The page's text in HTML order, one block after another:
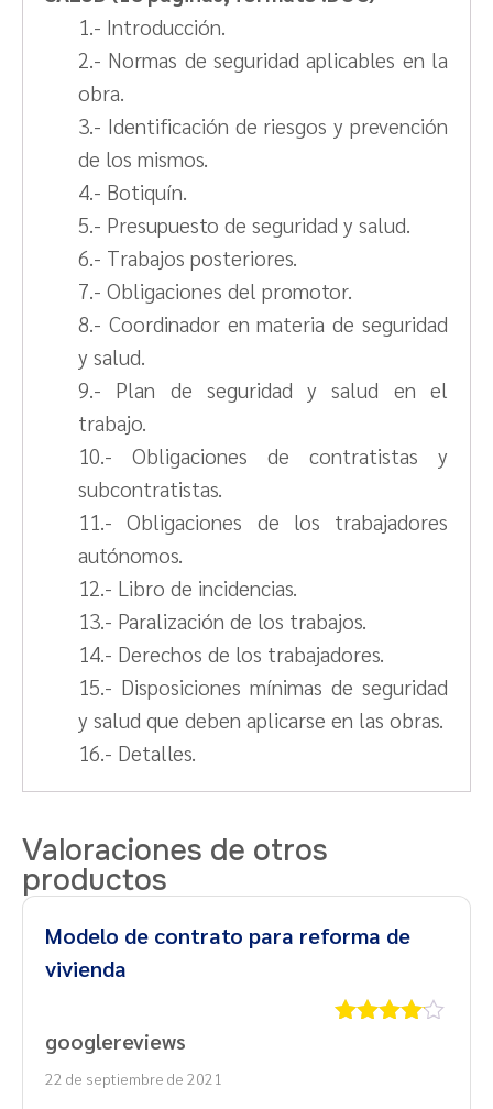
1.- Introducción.
2.- Normas de seguridad aplicables en la
obra.
3.- Identificación de riesgos y prevención
de los mismos.
4.- Botiquín.
5.- Presupuesto de seguridad y salud.
6.- Trabajos posteriores.
7.- Obligaciones del promotor.
8.- Coordinador en materia de seguridad
y salud.
9.- Plan de seguridad y salud en el
trabajo.
10.- Obligaciones de contratistas y
subcontratistas.
11.- Obligaciones de los trabajadores
autónomos.
12.- Libro de incidencias.
13.- Paralización de los trabajos.
14.- Derechos de los trabajadores.
15.- Disposiciones mínimas de seguridad
y salud que deben aplicarse en las obras.
16.- Detalles.
Valoraciones de otros
productos
Modelo de contrato para reforma de
vivienda
googlereviews
22 de septiembre de 2021